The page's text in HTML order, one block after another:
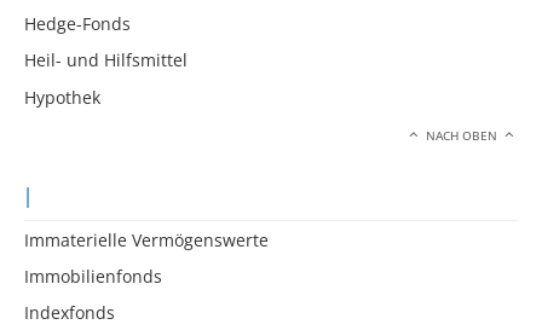
Hedge-Fonds
Heil- und Hilfsmittel
Hypothek
NACH OBEN
I
Immaterielle Vermögenswerte
Immobilienfonds
Indexfonds